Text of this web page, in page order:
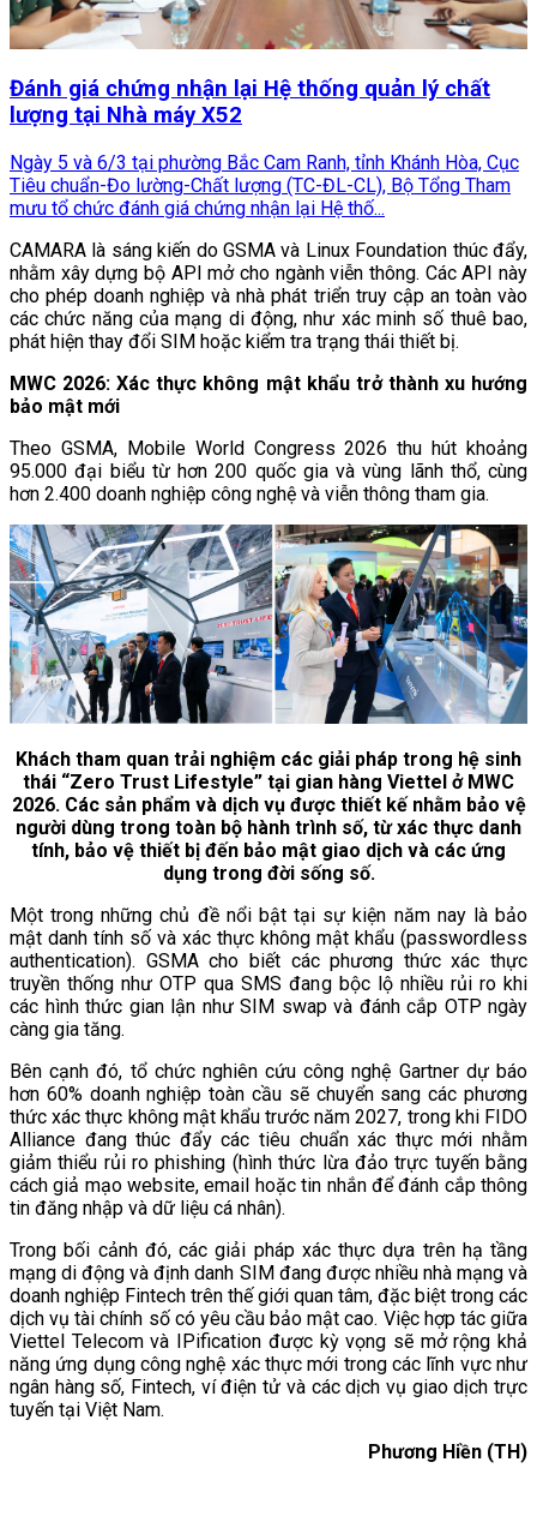
Đánh giá chứng nhận lại Hệ thống quản lý chất
lượng tại Nhà máy X52
Ngày 5 và 6/3 tại phường Bắc Cam Ranh, tỉnh Khánh Hòa, Cục
Tiêu chuẩn-Đo lường-Chất lượng (TC-ĐL-CL), Bộ Tổng Tham
mưu tổ chức đánh giá chứng nhận lại Hệ thố...
CAMARA là sáng kiến do GSMA và Linux Foundation thúc đẩy,
nhằm xây dựng bộ API mở cho ngành viễn thông. Các API này
cho phép doanh nghiệp và nhà phát triển truy cập an toàn vào
các chức năng của mạng di động, như xác minh số thuê bao,
phát hiện thay đổi SIM hoặc kiểm tra trạng thái thiết bị.
MWC 2026: Xác thực không mật khẩu trở thành xu hướng
bảo mật mới
Theo GSMA, Mobile World Congress 2026 thu hút khoảng
95.000 đại biểu từ hơn 200 quốc gia và vùng lãnh thổ, cùng
hơn 2.400 doanh nghiệp công nghệ và viễn thông tham gia.
Khách tham quan trải nghiệm các giải pháp trong hệ sinh
thái “Zero Trust Lifestyle” tại gian hàng Viettel ở MWC
2026. Các sản phẩm và dịch vụ được thiết kế nhằm bảo vệ
người dùng trong toàn bộ hành trình số, từ xác thực danh
tính, bảo vệ thiết bị đến bảo mật giao dịch và các ứng
dụng trong đời sống số.
Một trong những chủ đề nổi bật tại sự kiện năm nay là bảo
mật danh tính số và xác thực không mật khẩu (passwordless
authentication). GSMA cho biết các phương thức xác thực
truyền thống như OTP qua SMS đang bộc lộ nhiều rủi ro khi
các hình thức gian lận như SIM swap và đánh cắp OTP ngày
càng gia tăng.
Bên cạnh đó, tổ chức nghiên cứu công nghệ Gartner dự báo
hơn 60% doanh nghiệp toàn cầu sẽ chuyển sang các phương
thức xác thực không mật khẩu trước năm 2027, trong khi FIDO
Alliance đang thúc đẩy các tiêu chuẩn xác thực mới nhằm
giảm thiểu rủi ro phishing (hình thức lừa đảo trực tuyến bằng
cách giả mạo website, email hoặc tin nhắn để đánh cắp thông
tin đăng nhập và dữ liệu cá nhân).
Trong bối cảnh đó, các giải pháp xác thực dựa trên hạ tầng
mạng di động và định danh SIM đang được nhiều nhà mạng và
doanh nghiệp Fintech trên thế giới quan tâm, đặc biệt trong các
dịch vụ tài chính số có yêu cầu bảo mật cao. Việc hợp tác giữa
Viettel Telecom và IPification được kỳ vọng sẽ mở rộng khả
năng ứng dụng công nghệ xác thực mới trong các lĩnh vực như
ngân hàng số, Fintech, ví điện tử và các dịch vụ giao dịch trực
tuyến tại Việt Nam.
Phương Hiền (TH)